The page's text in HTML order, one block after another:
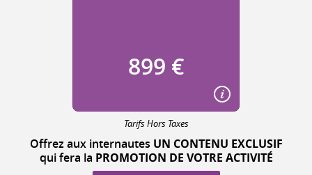
899 €
Tarifs Hors Taxes
Offrez aux internautes UN CONTENU EXCLUSIF
qui fera la PROMOTION DE VOTRE ACTIVITÉ